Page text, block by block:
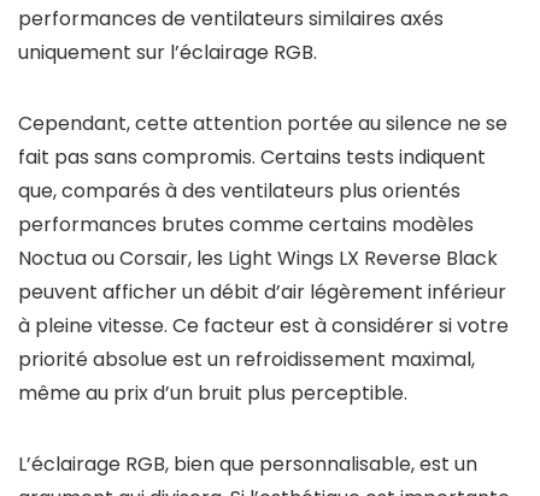
performances de ventilateurs similaires axés
uniquement sur l’éclairage RGB.
Cependant, cette attention portée au silence ne se
fait pas sans compromis. Certains tests indiquent
que, comparés à des ventilateurs plus orientés
performances brutes comme certains modèles
Noctua ou Corsair, les Light Wings LX Reverse Black
peuvent afficher un débit d’air légèrement inférieur
à pleine vitesse. Ce facteur est à considérer si votre
priorité absolue est un refroidissement maximal,
même au prix d’un bruit plus perceptible.
L’éclairage RGB, bien que personnalisable, est un